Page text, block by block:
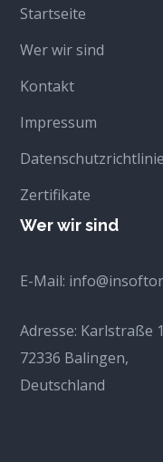
Startseite
Wer wir sind
Kontakt
Impressum
Datenschutzrichtlinie
Zertifikate
Wer wir sind
E-Mail:
Adresse: Karlstraße
72336 Balingen,
Deutschland